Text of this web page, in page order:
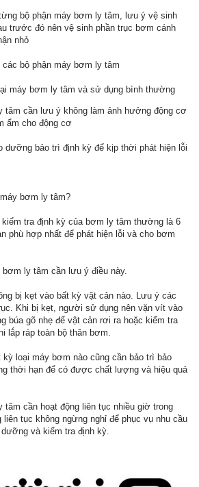
bộ phận máy bơm ly tâm, lưu ý vệ sinh
trước đó nên vệ sinh phần trục bơm cánh
nhỏ
bộ phận máy bơm ly tâm
máy bơm ly tâm và sử dụng bình thường
tâm cần lưu ý không làm ảnh hưởng động cơ
ẩm cho động cơ
dưỡng bảo trì định kỳ để kịp thời phát hiện lỗi
bơm ly tâm?
tra định kỳ của bơm ly tâm thường là 6
phù hợp nhất để phát hiện lỗi và cho bơm
ly tâm cần lưu ý điều này.
bị kẹt vào bất kỳ vật cản nào. Lưu ý các
Khi bị kẹt, người sử dụng nên vặn vít vào
búa gõ nhẹ để vật cản rơi ra hoặc kiểm tra
lắp ráp toàn bộ thân bơm.
loại máy bơm nào cũng cần bảo trì bảo
thời hạn để có được chất lượng và hiệu quả
cần hoạt động liên tục nhiều giờ trong
tục không ngừng nghỉ để phục vụ nhu cầu
và kiểm tra định kỳ.